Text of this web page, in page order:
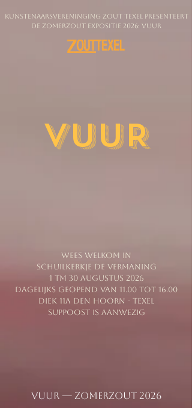
Kunstenaarsvereninging zout texel presenteert
de zomerZOUT Expositie 2026: vuur
VUUR
Wees Welkom in
Schuilkerkje de Vermaning
1 tm 30 augustus 2026
dagelijks geopend van 11.00 tot 16.00
Diek 11a den hoorn - texel
suppoost is aanwezig
VUUR — ZomerZOUT 2026